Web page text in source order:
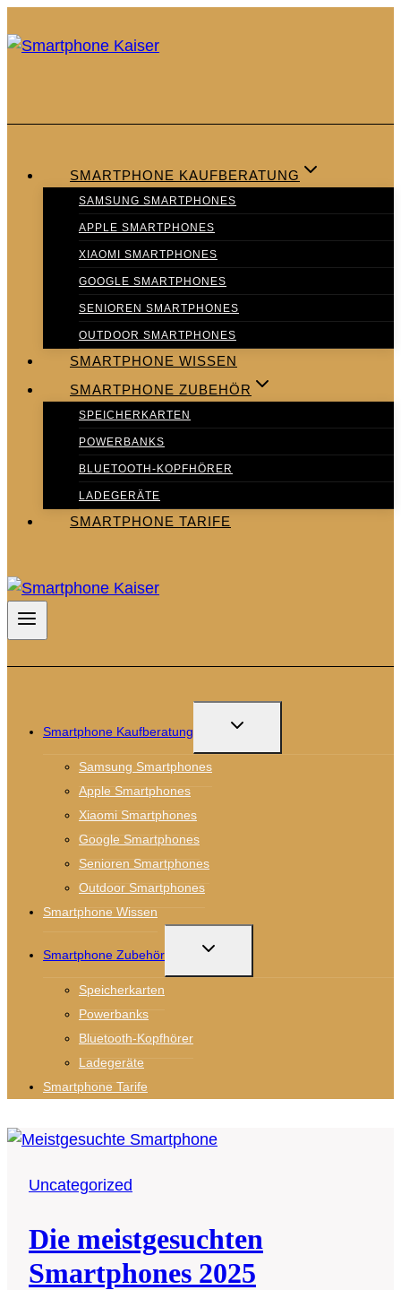
Inhalt
SMARTPHONE KAUFBERATUNG
SAMSUNG SMARTPHONES
APPLE SMARTPHONES
XIAOMI SMARTPHONES
GOOGLE SMARTPHONES
SENIOREN SMARTPHONES
OUTDOOR SMARTPHONES
SMARTPHONE WISSEN
SMARTPHONE ZUBEHÖR
SPEICHERKARTEN
POWERBANKS
BLUETOOTH-KOPFHÖRER
LADEGERÄTE
SMARTPHONE TARIFE
Smartphone Kaufberatung
UNTERMENÜ
Samsung Smartphones
Apple Smartphones
Xiaomi Smartphones
Google Smartphones
Senioren Smartphones
Outdoor Smartphones
Smartphone Wissen
Smartphone Zubehör
UNTERMENÜ
Speicherkarten
Powerbanks
Bluetooth-Kopfhörer
Ladegeräte
Smartphone Tarife
Uncategorized
Die meistgesuchten
Smartphones 2025